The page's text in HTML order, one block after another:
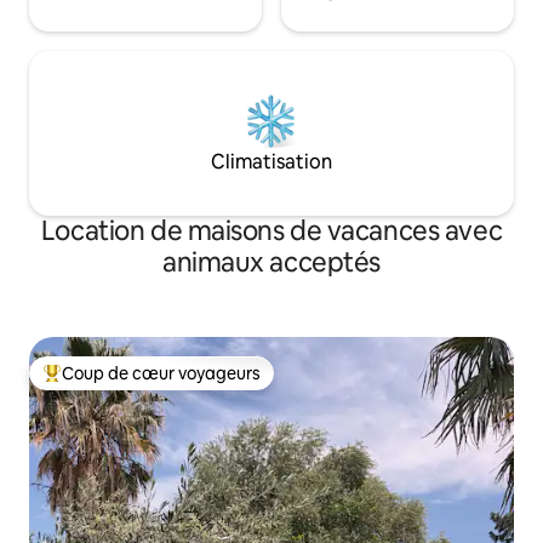
Climatisation
Location de maisons de vacances avec
animaux acceptés
Coups de cœur voyageurs les plus appréciés
Coup de cœur voyageurs